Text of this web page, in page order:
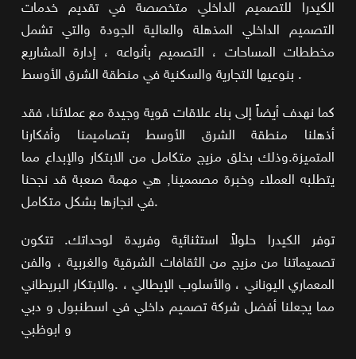
الكيدرا للتصميم الداخلي متخصصة في تقديم خدمات
التصميم الداخلي المذهلة والعالية الجودة والتي تشمل
مخططات المساحات ، التصميم بأنواعه ، إدارة المشاريع
بنوعيها التجارية والسكنية في منطقة الشرق الأوسط .
كما نهدف أيضاً إلى بناء علاقات قوية وجيدة مع عملائنا، فقد
أذهلنا منطقة الشرق الأوسط بتصاميمنا وأفكارنا
المتميزة.وذلك بخلق مزيج متكامل من الابتكار والإبداع مما
يتطلبه العملاء وخبرة مصممينا, هي مهمة صعبة قد نجحنا
في انجازها بشكل متكامل.
توفر الكيدرا حلولاً استثنائية وفريدة لوحداتك. تتكون
تصميماتنا من مزيج من الثقافات الشرقية والغربية ، والفن
المعماري اليوناني ، والأسلوب الإيطالي ، .والابتكار البريطاني
مما يجعلنا أفضل شركة تصميم داخلي في اسطنبول و دبي
و ابوظبي